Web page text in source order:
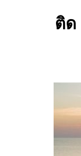
ติด